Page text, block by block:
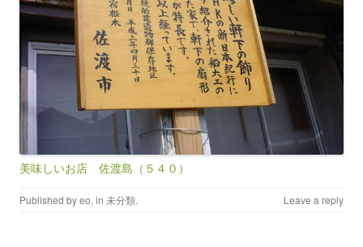
美味しいお店 佐渡島（５４０）
Published byeo, in 未分類. Leave a reply